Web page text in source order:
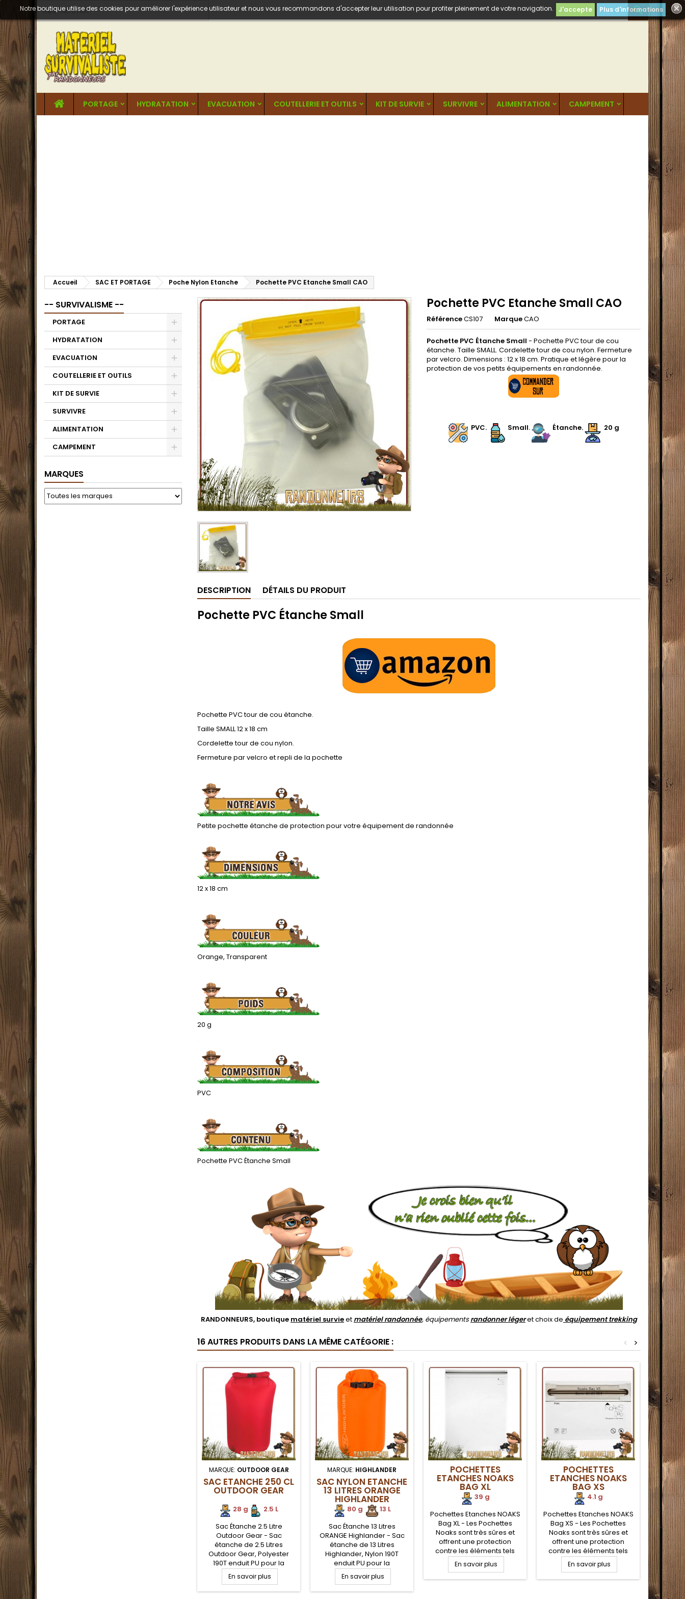

Notre boutique utilise des cookies pour améliorer l'expérience utilisateur et nous vous recommandons d'accepter leur utilisation pour profiter pleinement de votre navigation. J'accepte Plus d'informations
PORTAGE HYDRATATION EVACUATION COUTELLERIE ET OUTILS KIT DE SURVIE SURVIVRE ALIMENTATION CAMPEMENT
Accueil SAC ET PORTAGE Poche Nylon Etanche Pochette PVC Etanche Small CAO
-- SURVIVALISME --
PORTAGE
HYDRATATION
EVACUATION
COUTELLERIE ET OUTILS
KIT DE SURVIE
SURVIVRE
ALIMENTATION
CAMPEMENT
MARQUES
Pochette PVC Etanche Small CAO
RéférenceCS107 MarqueCAO
Pochette PVC Étanche Small - Pochette PVC tour de cou
étanche. Taille SMALL. Cordelette tour de cou nylon. Fermeture
par velcro. Dimensions : 12 x 18 cm. Pratique et légère pour la
protection de vos petits équipements en randonnée.
. PVC. Small. Étanche. 20 g
DESCRIPTION DÉTAILS DU PRODUIT
Pochette PVC Étanche Small
.
Pochette PVC tour de cou étanche.
Taille SMALL 12 x 18 cm
Cordelette tour de cou nylon.
Fermeture par velcro et repli de la pochette
.
Petite pochette étanche de protection pour votre équipement de randonnée
.
12 x 18 cm
.
Orange, Transparent
.
20 g
.
PVC
.
Pochette PVC Étanche Small
.
RANDONNEURS, boutique matériel survieet matériel randonnée, équipementsrandonner légeret choix de équipement trekking
16 AUTRES PRODUITS DANS LA MÊME CATÉGORIE : >
<
MARQUE: OUTDOOR GEAR
SAC ETANCHE 250 CL
OUTDOOR GEAR
28 g
2.5 L
Sac Étanche 2.5 Litre
Outdoor Gear - Sac
étanche de 2.5 Litres
Outdoor Gear, Polyester
190T enduit PU pour la
résistance, étanchéité et
légèreté. Enduction 5000
mm. Poche Sac étanche qui
En savoir plus
MARQUE: HIGHLANDER
SAC NYLON ETANCHE
13 LITRES ORANGE
HIGHLANDER
80 g
13 L
Sac Étanche 13 Litres
ORANGE Highlander - Sac
étanche de 13 Litres
Highlander, Nylon 190T
enduit PU pour la
résistance, étanchéité et
légèreté. Enduction 5000
mm. Poche Sac étanche qui
En savoir plus
POCHETTES
ETANCHES NOAKS
BAG XL
39 g
Pochettes Etanches NOAKS
Bag XL - Les Pochettes
Noaks sont très sûres et
offrent une protection
contre les éléments tels
que l'eau, la pluie, le sable,
la poussière... Etanchéité IPX
8 (10 mètres de profondeur
En savoir plus
POCHETTES
ETANCHES NOAKS
BAG XS
4.1 g
Pochettes Etanches NOAKS
Bag XS - Les Pochettes
Noaks sont très sûres et
offrent une protection
contre les éléments tels
que l'eau, la pluie, le sable,
la poussière... Etanchéité IPX
8 (10 mètres de profondeur
En savoir plus
SAC
Sac